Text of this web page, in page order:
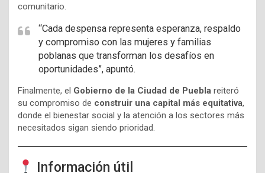
comunitario.
“Cada despensa representa esperanza, respaldo
y compromiso con las mujeres y familias
poblanas que transforman los desafíos en
oportunidades”, apuntó.
Finalmente, el Gobierno de la Ciudad de Puebla reiteró
su compromiso de construir una capital más equitativa,
donde el bienestar social y la atención a los sectores más
necesitados sigan siendo prioridad.
Información útil